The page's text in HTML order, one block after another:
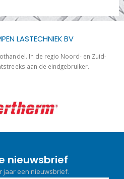
LASTECHNIEK BV
In de regio Noord- en Zuid-
aan de eindgebruiker.
nieuwsbrief
jaar een nieuwsbrief.